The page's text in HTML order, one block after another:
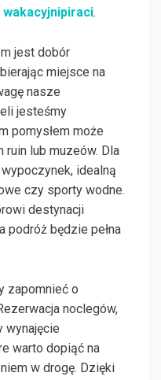
wakacyjnipiraci.
jest dobór
miejsce na
nasze
jesteśmy
pomysłem może
lub muzeów. Dla
idealną
czy sporty wodne.
destynacji
podróż będzie pełna
zapomnieć o
noclegów,
wynajęcie
warto dopiąć na
w drogę. Dzięki